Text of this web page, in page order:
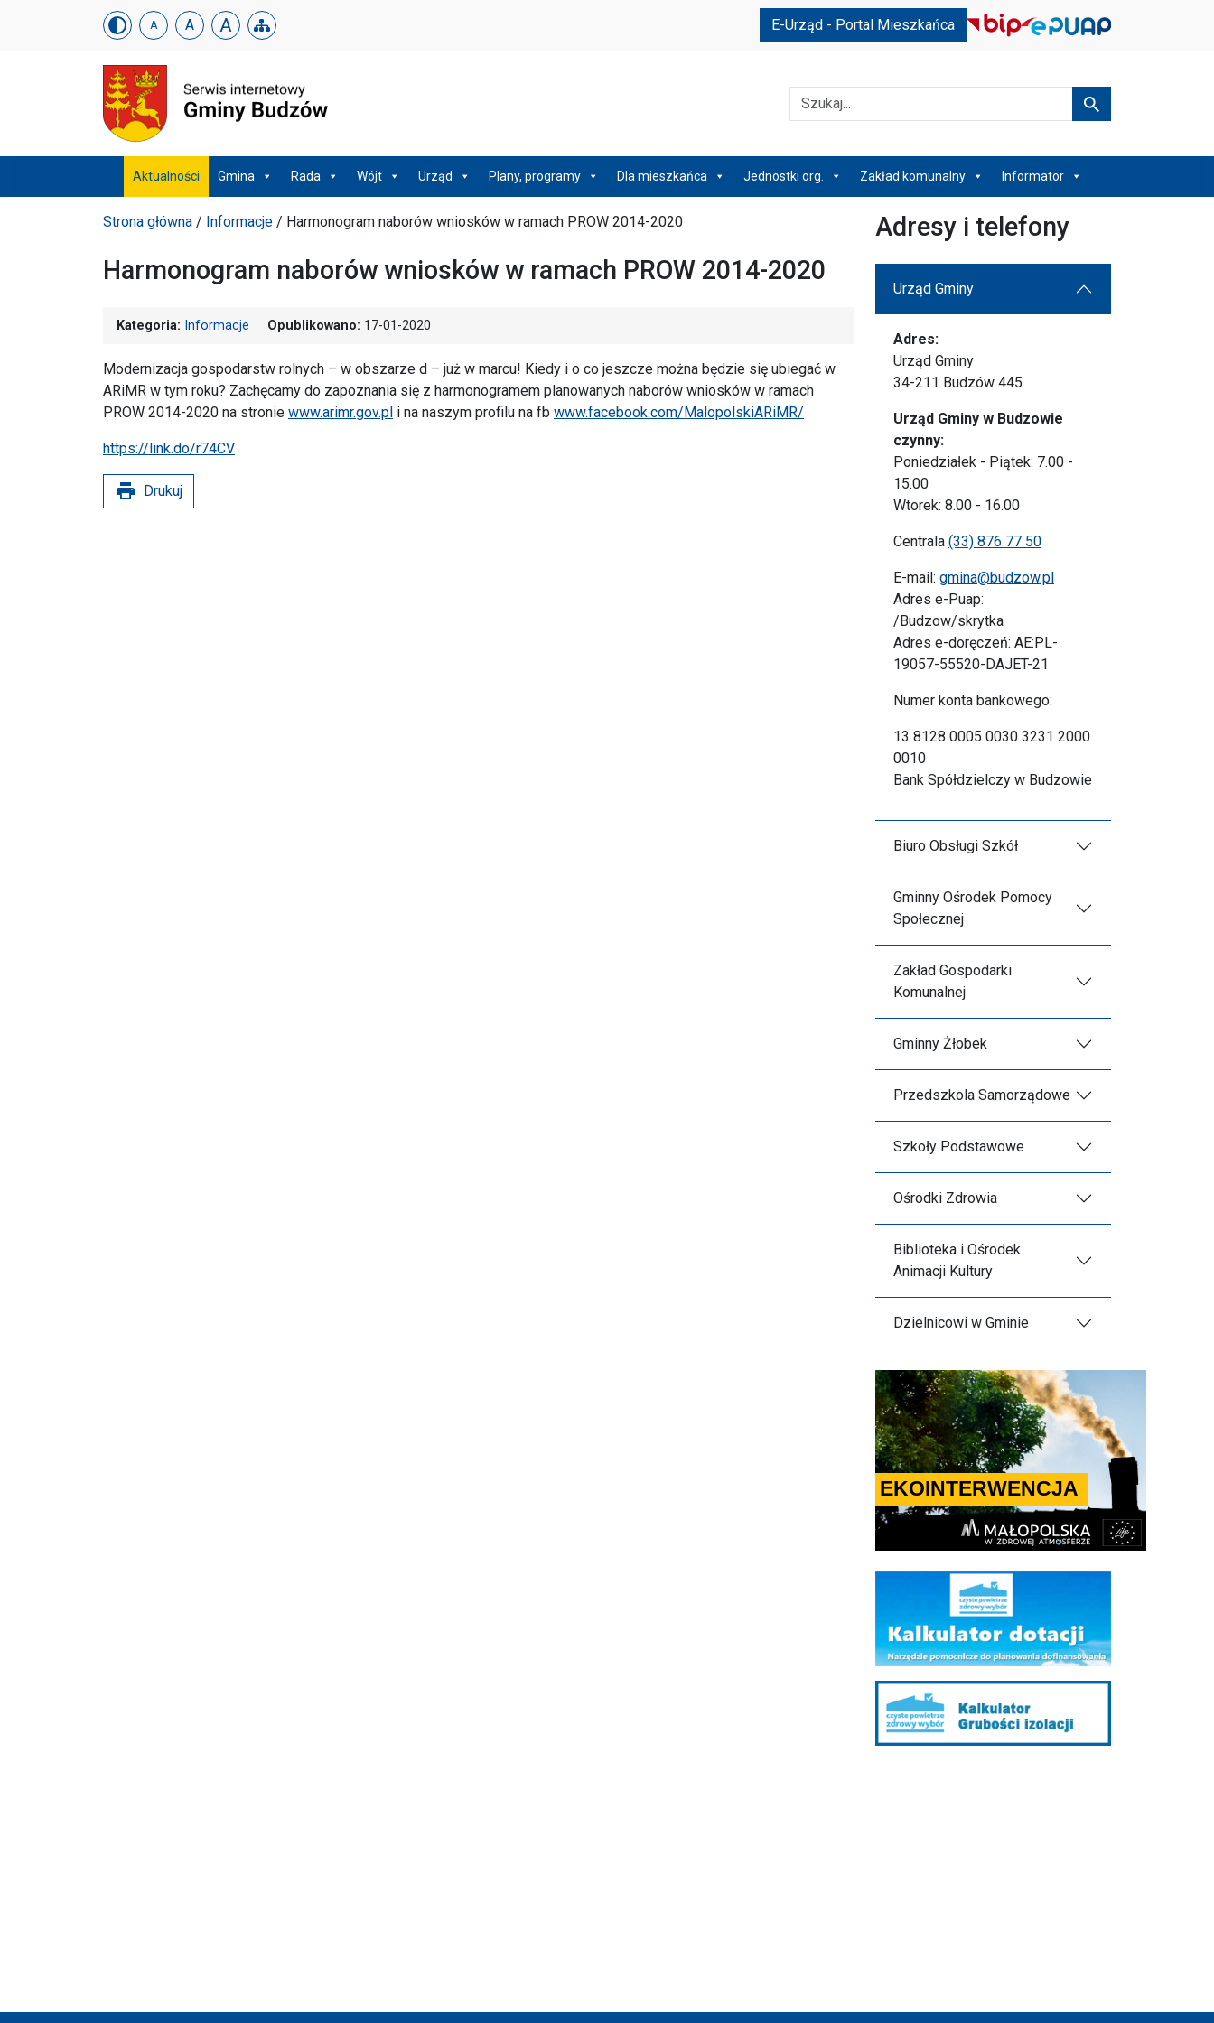
Urząd Gminy w Budzowie
Skip menu A A A E-Urząd - Portal Mieszkańca
Szukaj Szukaj
Menu główneAktualności Gmina Rada Wójt Urząd Plany, programy Dla mieszkańca Jednostki org. Zakład komunalny Informator
Ścieżka powrotu
Strona główna / Informacje / Harmonogram naborów wniosków w ramach PROW 2014-2020
Harmonogram naborów wniosków w ramach PROW 2014-2020
Kategoria: Informacje Opublikowano: 17-01-2020
Modernizacja gospodarstw rolnych – w obszarze d – już w marcu! Kiedy i o co jeszcze można będzie się ubiegać w
ARiMR w tym roku? Zachęcamy do zapoznania się z harmonogramem planowanych naborów wniosków w ramach
PROW 2014-2020 na stronie www.arimr.gov.pl i na naszym profilu na fb www.facebook.com/MalopolskiARiMR/
https://link.do/r74CV
print Drukuj
Adresy i telefony
Urząd Gminy
Adres:
Urząd Gminy
34-211 Budzów 445
Urząd Gminy w Budzowie
czynny:
Poniedziałek - Piątek: 7.00 -
15.00
Wtorek: 8.00 - 16.00
Centrala (33) 876 77 50
E-mail: gmina@budzow.pl
Adres e-Puap:
/Budzow/skrytka
Adres e-doręczeń: AE:PL-
19057-55520-DAJET-21
Numer konta bankowego:
13 8128 0005 0030 3231 2000
0010
Bank Spółdzielczy w Budzowie
Biuro Obsługi Szkół
Gminny Ośrodek Pomocy
Społecznej
Zakład Gospodarki
Komunalnej
Gminny Żłobek
Przedszkola Samorządowe
Szkoły Podstawowe
Ośrodki Zdrowia
Biblioteka i Ośrodek
Animacji Kultury
Dzielnicowi w Gminie